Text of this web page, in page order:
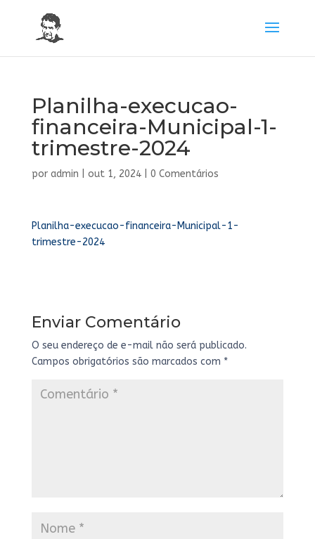
Planilha-execucao-
financeira-Municipal-1-
trimestre-2024
por admin out 1, 2024| 0 Comentários
Planilha-execucao-financeira-Municipal-1-
trimestre-2024
Enviar Comentário
O seu endereço de e-mail não será publicado.
Campos obrigatórios são marcados com *